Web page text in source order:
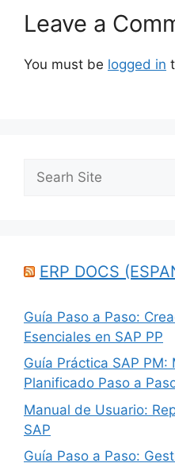
Leave a
You must be logged in
ERP DOCS
Guía Paso a Paso:
Esenciales en SAP PP
Guía Práctica SAP
Planificado Paso a
Manual de Usuario:
SAP
Guía Paso a Paso: